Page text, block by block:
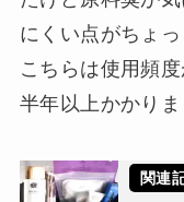
にくい点がちょ
こちらは使用頻
半年以上かかりま